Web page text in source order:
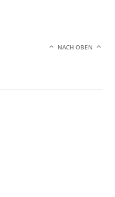
NACH OBEN